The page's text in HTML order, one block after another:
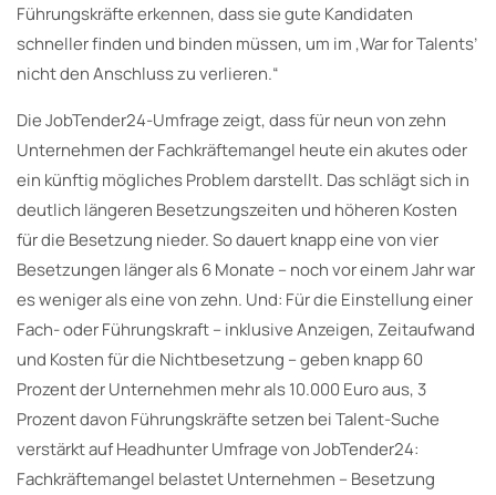
Führungskräfte erkennen, dass sie gute Kandidaten
schneller finden und binden müssen, um im ‚War for Talents’
nicht den Anschluss zu verlieren.“
Die JobTender24-Umfrage zeigt, dass für neun von zehn
Unternehmen der Fachkräftemangel heute ein akutes oder
ein künftig mögliches Problem darstellt. Das schlägt sich in
deutlich längeren Besetzungszeiten und höheren Kosten
für die Besetzung nieder. So dauert knapp eine von vier
Besetzungen länger als 6 Monate – noch vor einem Jahr war
es weniger als eine von zehn. Und: Für die Einstellung einer
Fach- oder Führungskraft – inklusive Anzeigen, Zeitaufwand
und Kosten für die Nichtbesetzung – geben knapp 60
Prozent der Unternehmen mehr als 10.000 Euro aus, 3
Prozent davon Führungskräfte setzen bei Talent-Suche
verstärkt auf Headhunter Umfrage von JobTender24:
Fachkräftemangel belastet Unternehmen – Besetzung